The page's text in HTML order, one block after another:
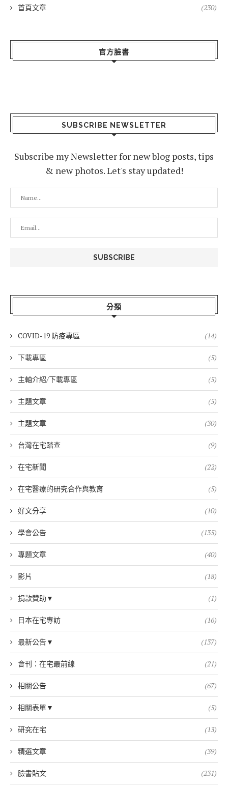
首頁文章 (230)
官方臉書
SUBSCRIBE NEWSLETTER
Subscribe my Newsletter for new blog posts, tips
& new photos. Let's stay updated!
分類
COVID-19 防疫專區 (14)
下載專區 (5)
主軸介紹/下載專區 (5)
主題文章 (5)
主題文章 (30)
台灣在宅踏查 (9)
在宅新聞 (22)
在宅醫療的研究合作與教育 (5)
好文分享 (10)
學會公告 (135)
專題文章 (40)
影片 (18)
捐款贊助▼ (1)
日本在宅專訪 (16)
最新公告▼ (137)
會刊：在宅最前線 (21)
相關公告 (67)
相關表單▼ (5)
研究在宅 (13)
精選文章 (39)
臉書貼文 (231)